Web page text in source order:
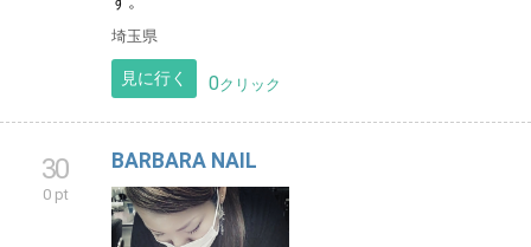
埼玉県
見に行く 0クリック
30
0 pt
BARBARA NAIL